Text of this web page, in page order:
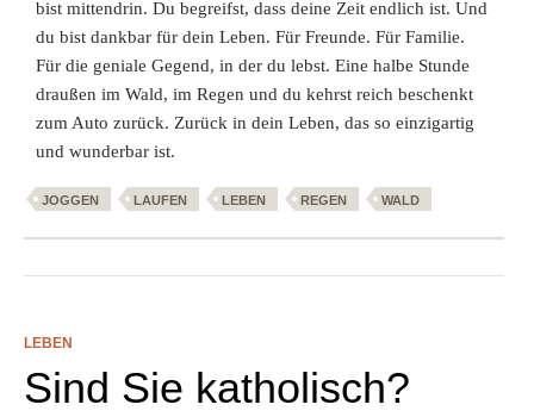
bist mittendrin. Du begreifst, dass deine Zeit endlich ist. Und
du bist dankbar für dein Leben. Für Freunde. Für Familie.
Für die geniale Gegend, in der du lebst. Eine halbe Stunde
draußen im Wald, im Regen und du kehrst reich beschenkt
zum Auto zurück. Zurück in dein Leben, das so einzigartig
und wunderbar ist.
JOGGEN LAUFEN LEBEN REGEN WALD
LEBEN
Sind Sie katholisch?